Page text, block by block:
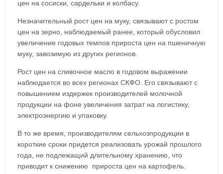
цен на сосиски, сардельки и колбасу.
Незначительный рост цен на муку, связывают с ростом
цен на зерно, наблюдаемый ранее, который обусловил
увеличение годовых темпов прироста цен на пшеничную
муку, завозимую из других регионов.
Рост цен на сливочное масло в годовом выражении
наблюдается во всех регионах СКФО. Его связывают с
повышением издержек производителей молочной
продукции на фоне увеличения затрат на логистику,
электроэнергию и упаковку.
В то же время, производителям сельхозпродукции в
короткие сроки придется реализовать урожай прошлого
года, не подлежащий длительному хранению, что
приводит к снижению прироста цен на картофель.